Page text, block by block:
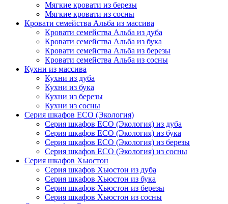
Мягкие кровати из березы
Мягкие кровати из сосны
Кровати семейства Альба из массива
Кровати семейства Альба из дуба
Кровати семейства Альба из бука
Кровати семейства Альба из березы
Кровати семейства Альба из сосны
Кухни из массива
Кухни из дуба
Кухни из бука
Кухни из березы
Кухни из сосны
Серия шкафов ECO (Экология)
Серия шкафов ECO (Экология) из дуба
Серия шкафов ECO (Экология) из бука
Серия шкафов ECO (Экология) из березы
Серия шкафов ECO (Экология) из сосны
Серия шкафов Хьюстон
Серия шкафов Хьюстон из дуба
Серия шкафов Хьюстон из бука
Серия шкафов Хьюстон из березы
Серия шкафов Хьюстон из сосны